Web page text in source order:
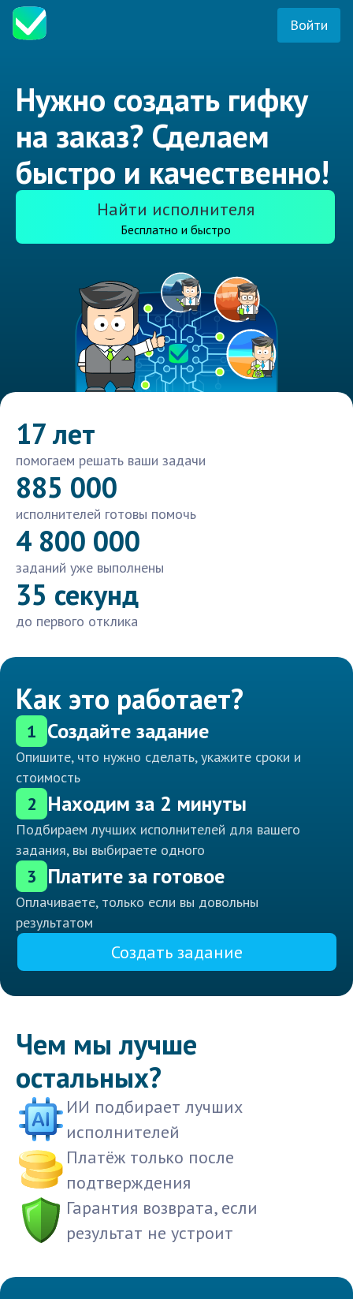
Войти
Нужно создать гифку
на заказ? Сделаем
быстро и качественно!
Найти исполнителя
Бесплатно и быстро
17 лет
помогаем решать ваши задачи
885 000
исполнителей готовы помочь
4 800 000
заданий уже выполнены
35 секунд
до первого отклика
Как это работает?
1 Создайте задание
Опишите, что нужно сделать, укажите сроки и
стоимость
2 Находим за 2 минуты
Подбираем лучших исполнителей для вашего
задания, вы выбираете одного
3 Платите за готовое
Оплачиваете, только если вы довольны
результатом
Создать задание
Чем мы лучше
остальных?
ИИ подбирает лучших
исполнителей
Платёж только после
подтверждения
Гарантия возврата, если
результат не устроит